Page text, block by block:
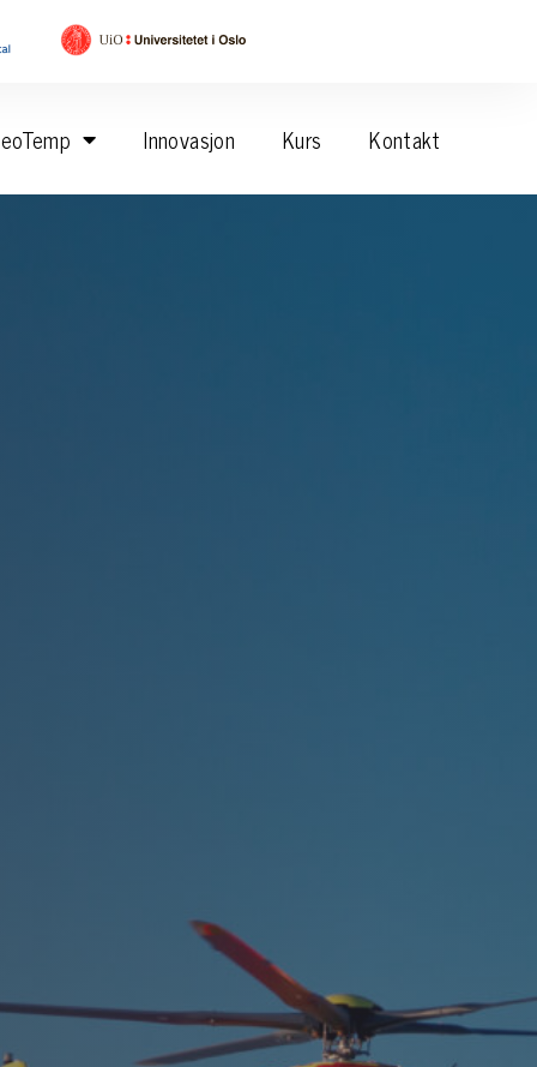
Innovasjon Kurs Kontakt